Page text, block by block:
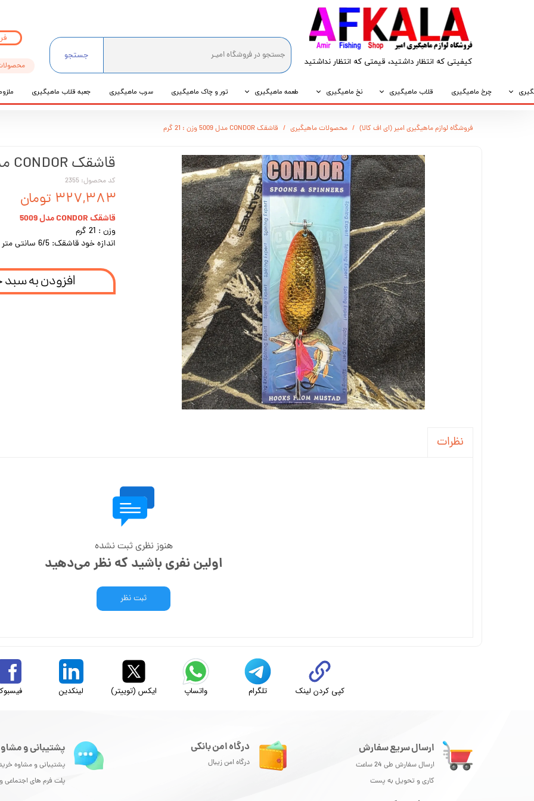
کیفیتی که انتظار داشتید، قیمتی که انتظار نداشتید​​​​​​​
جستجو
چرخ ماهیگیری قلاب ماهیگیری
قلاب سه شاخ
نخ ماهیگیری طعمه ماهیگیری تور و چاک ماهیگیری سرب ماهیگیری جعبه قلاب ماهیگیری
فروشگاه لوازم ماهیگیری امیر (ای اف کالا) محصولات ماهیگیری قاشقک CONDOR مدل 5009 وزن : 21 گرم
قاشقک CONDOR مدل 5009 وزن : 21 گرم
کد محصول: 2355
۳۲۷,۳۸۳ تومان
قاشقک CONDOR مدل 5009
وزن : 21 گرم
اندازه خود قاشقک: 6/5 سانتی متر
افزودن به
نظرات
هنوز نظری ثبت نشده
اولین نفری باشید که نظر می‌دهید
ثبت نظر
کپی کردن لینک تلگرام واتساپ ایکس (توییتر) لینکدین
ارسال سریع سفارش
ارسال سفارش طی 24 ساعت
کاری و تحویل به پست
درگاه امن بانکی
درگاه امن زیبال
پشتیبانی و
پشتیبانی و مشاوه
پلت فرم های